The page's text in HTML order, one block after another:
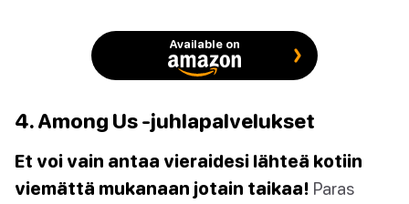
Available on
4. Among Us -juhlapalvelukset
Et voi vain antaa vieraidesi lähteä kotiin
viemättä mukanaan jotain taikaa! Paras